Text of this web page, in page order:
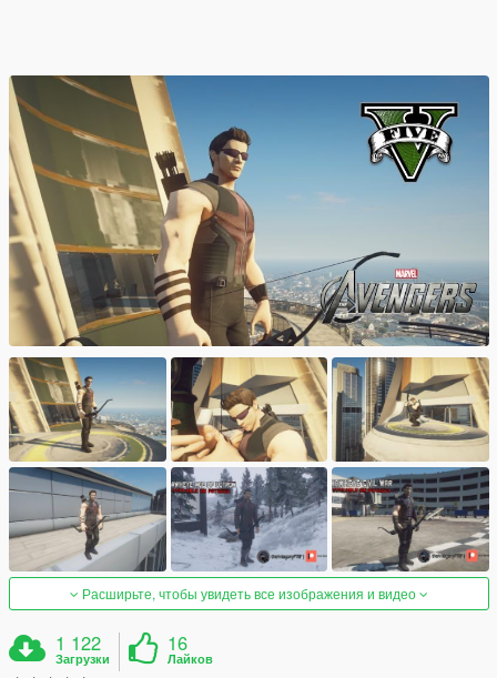
Расширьте, чтобы увидеть все изображения и видео
1 122
Загрузки
16
Лайков